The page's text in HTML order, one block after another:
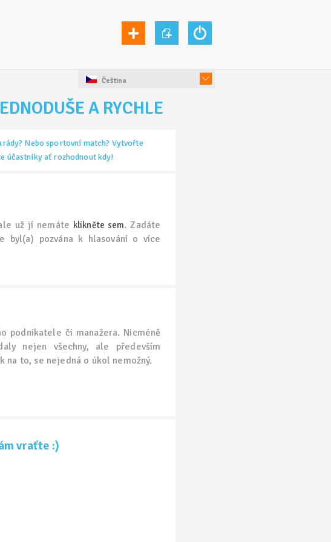
Čeština
A RYCHLE
Nebo sportovní match? Vytvořte
účastníky ať rozhodnout kdy!
už jí nemáte klikněte sem. Zadáte
byl(a) pozvána k hlasování o více
podnikatele či manažera. Nicméně
nejen všechny, ale především
na to, se nejedná o úkol nemožný.
vraťte :)